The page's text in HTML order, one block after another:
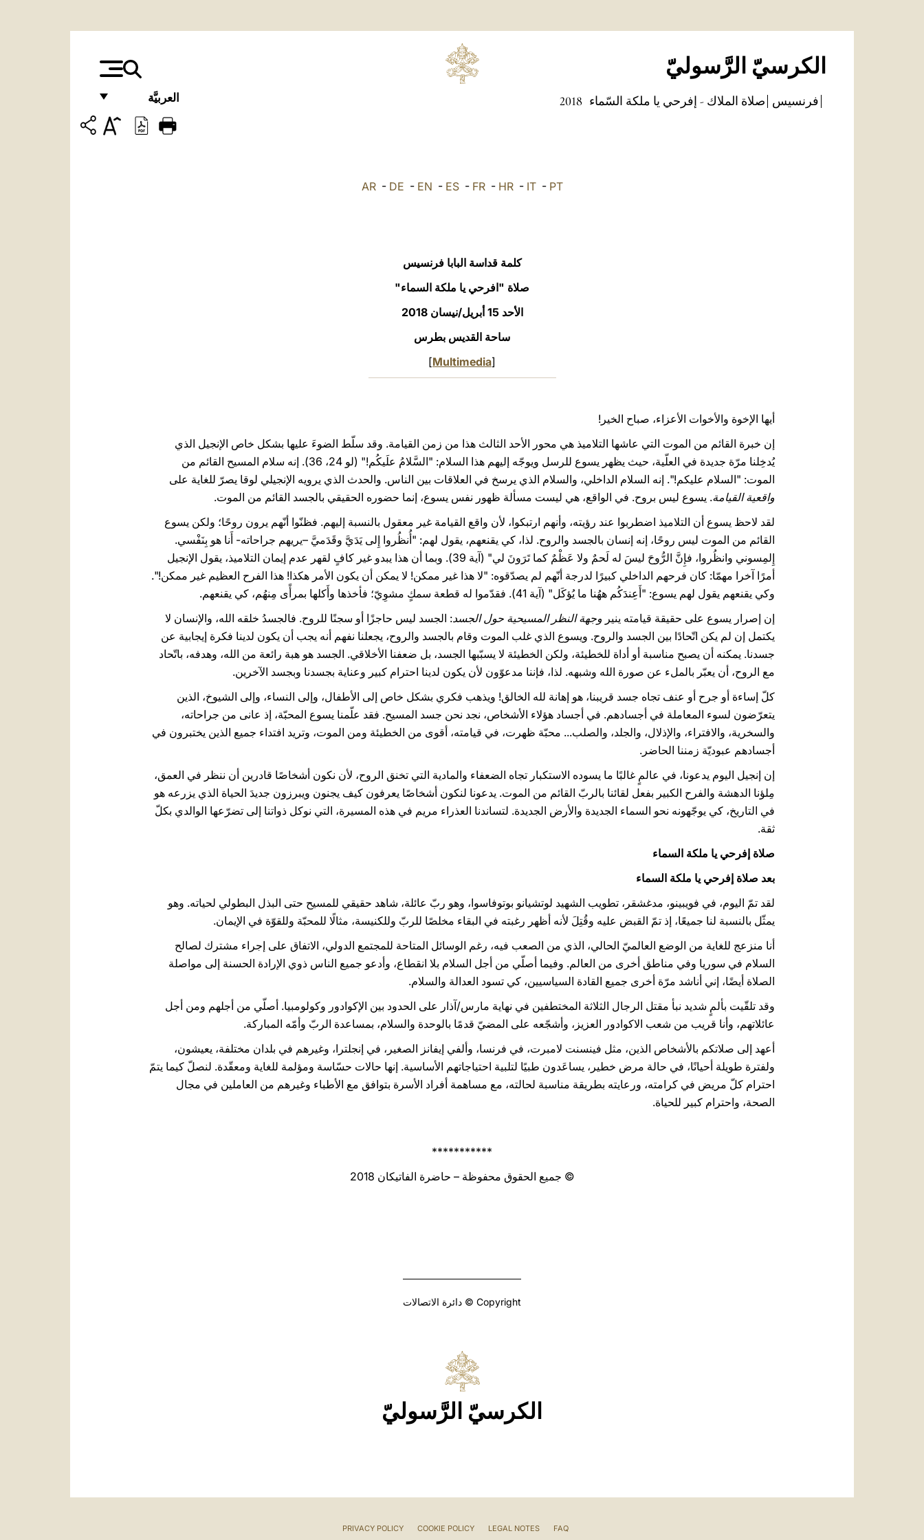
الكرسيّ الرَّسوليّ
العربيَّة
FRANÇAIS
فرنسيس صلاة الملاك - إفرحي يا ملكة السّماء 2018
AR- DE - EN - ES- FR- HR- IT- PT
كلمة قداسة البابا فرنسيس
صلاة "افرحي يا ملكة السماء"
الأحد 15 أبريل/نيسان 2018
ساحة القديس بطرس
[
Multimedia
]
أيها الإخوة والأخوات الأعزاء، صباح الخير!
إن خبرة القائم من الموت التي عاشها التلاميذ هي محور الأحد الثالث هذا من زمن القيامة. وقد سلّط الضوءَ عليها بشكل خاص الإنجيل الذي
يُدخِلنا مرّة جديدة في العلّية، حيث يظهر يسوع للرسل ويوجّه إليهم هذا السلام: "السَّلامُ علَيكُم!" (لو 24، 36). إنه سلام المسيح القائم من
الموت: "السلام عليكم!". إنه السلام الداخلي، والسلام الذي يرسخ في العلاقات بين الناس. والحدث الذي يرويه الإنجيلي لوقا يصرّ للغاية على
واقعية القيامة. يسوع ليس بروح. في الواقع، هي ليست مسألة ظهور نفس يسوع، إنما حضوره الحقيقي بالجسد القائم من الموت.
لقد لاحظ يسوع أن التلاميذ اضطربوا عند رؤيته، وأنهم ارتبكوا، لأن واقع القيامة غير معقول بالنسبة إليهم. فظنّوا أنّهم يرون روحًا؛ ولكن يسوع
القائم من الموت ليس روحًا، إنه إنسان بالجسد والروح. لذا، كي يقنعهم، يقول لهم: "أُنظُروا إِلى يَدَيَّ وقَدَميَّ –يريهم جراحاته- أَنا هو بِنَفْسي.
إِلمِسوني وانظُروا، فإِنَّ الرُّوحَ ليسَ له لَحمٌ ولا عَظْمٌ كما تَرَونَ لي" (آية 39). وبما أن هذا يبدو غير كافٍ لقهر عدم إيمان التلاميذ، يقول الإنجيل
أمرًا آخرا مهمّا: كان فرحهم الداخلي كبيرًا لدرجة أنّهم لم يصدّقوه: "لا هذا غير ممكن! لا يمكن أن يكون الأمر هكذا! هذا الفرح العظيم غير ممكن!".
وكي يقنعهم يقول لهم يسوع: "أَعِندَكُم ههُنا ما يُؤكَل" (آية 41). فقدّموا له قطعة سمكٍ مشوِيّ؛ فأخذها وأَكلها بمرأًى مِنهُم، كي يقنعهم.
إن إصرار يسوع على حقيقة قيامته ينير وجهة النظر المسيحية حول الجسد: الجسد ليس حاجزًا أو سجنًا للروح. فالجسدُ خلقه الله، والإنسان لا
يكتمل إن لم يكن اتّحادًا بين الجسد والروح. ويسوع الذي غلب الموت وقام بالجسد والروح، يجعلنا نفهم أنه يجب أن يكون لدينا فكرة إيجابية عن
جسدنا. يمكنه أن يصبح مناسبة أو أداة للخطيئة، ولكن الخطيئة لا يسبّبها الجسد، بل ضعفنا الأخلاقي. الجسد هو هبة رائعة من الله، وهدفه، باتّحاد
مع الروح، أن يعبّر بالملء عن صورة الله وشبهه. لذا، فإننا مدعوّون لأن يكون لدينا احترام كبير وعناية بجسدنا وبجسد الآخرين.
كلّ إساءة أو جرح أو عنف تجاه جسد قريبنا، هو إهانة لله الخالق! ويذهب فكري بشكل خاص إلى الأطفال، وإلى النساء، وإلى الشيوخ، الذين
يتعرّضون لسوء المعاملة في أجسادهم. في أجساد هؤلاء الأشخاص، نجد نحن جسد المسيح. فقد علّمنا يسوع المحبّة، إذ عانى من جراحاته،
والسخرية، والافتراء، والإذلال، والجلد، والصلب... محبّة ظهرت، في قيامته، أقوى من الخطيئة ومن الموت، وتريد افتداء جميع الذين يختبرون في
أجسادهم عبوديّة زمننا الحاضر.
إن إنجيل اليوم يدعونا، في عالمٍ غالبًا ما يسوده الاستكبار تجاه الضعفاء والمادية التي تخنق الروح، لأن نكون أشخاصًا قادرين أن ننظر في العمق،
مِلؤنا الدهشة والفرح الكبير بفعل لقائنا بالربّ القائم من الموت. يدعونا لنكون أشخاصًا يعرفون كيف يجنون ويبرزون جديدَ الحياة الذي يزرعه هو
في التاريخ، كي يوجّهونه نحو السماء الجديدة والأرض الجديدة. لتساندنا العذراء مريم في هذه المسيرة، التي نوكل ذواتنا إلى تضرّعها الوالدي بكلّ
ثقة.
صلاة إفرحي يا ملكة السماء
بعد صلاة إفرحي يا ملكة السماء
لقد تمّ اليوم، في فويبينو، مدغشقر، تطويب الشهيد لوتشيانو بوتوفاسوا، وهو ربّ عائلة، شاهد حقيقي للمسيح حتى البذل البطولي لحياته. وهو
يمثّل بالنسبة لنا جميعًا، إذ تمّ القبض عليه وقُتِلَ لأنه أظهر رغبته في البقاء مخلصًا للربّ وللكنيسة، مثالًا للمحبّة وللقوّة في الإيمان.
أنا منزعج للغاية من الوضع العالميّ الحالي، الذي من الصعب فيه، رغم الوسائل المتاحة للمجتمع الدولي، الاتفاق على إجراء مشترك لصالح
السلام في سوريا وفي مناطق أخرى من العالم. وفيما أصلّي من أجل السلام بلا انقطاع، وأدعو جميع الناس ذوي الإرادة الحسنة إلى مواصلة
الصلاة أيضًا، إني أناشد مرّة أخرى جميع القادة السياسيين، كي تسود العدالة والسلام.
وقد تلقّيت بألمٍ شديد نبأ مقتل الرجال الثلاثة المختطفين في نهاية مارس/آذار على الحدود بين الإكوادور وكولومبيا. أصلّي من أجلهم ومن أجل
عائلاتهم، وأنا قريب من شعب الاكوادور العزيز، وأشجّعه على المضيّ قدمًا بالوحدة والسلام، بمساعدة الربّ وأمّه المباركة.
أعهد إلى صلاتكم بالأشخاص الذين، مثل فينسنت لامبرت، في فرنسا، وألفي إيفانز الصغير، في إنجلترا، وغيرهم في بلدان مختلفة، يعيشون،
ولفترة طويلة أحيانًا، في حالة مرض خطير، يساعَدون طبيًا لتلبية احتياجاتهم الأساسية. إنها حالات حسّاسة ومؤلمة للغاية ومعقّدة. لنصلّ كيما يتمّ
احترام كلّ مريض في كرامته، ورعايته بطريقة مناسبة لحالته، مع مساهمة أفراد الأسرة بتوافق مع الأطباء وغيرهم من العاملين في مجال
الصحة، واحترام كبير للحياة.
***********
© جميع الحقوق محفوظة – حاضرة الفاتيكان 2018
Copyright © دائرة الاتصالات
الكرسيّ الرَّسوليّ
FAQ
LEGAL NOTES
COOKIE POLICY
PRIVACY POLICY